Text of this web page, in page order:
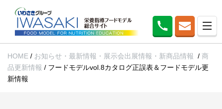
HOME / お知らせ・最新情報・展示会出展情報・新商品情報 / 商
品更新情報 / フードモデルvol.8カタログ正誤表＆フードモデル更
新情報